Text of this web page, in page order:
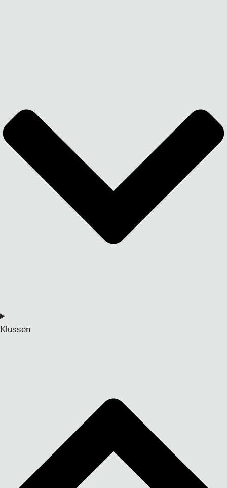
Klussen